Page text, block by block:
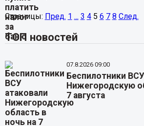
Страницы: Пред. 1 ... 3 4 5 6 7 8 След.
ТОП новостей
07.8.2026 09:00
Беспилотники
Нижегородскую
7 августа